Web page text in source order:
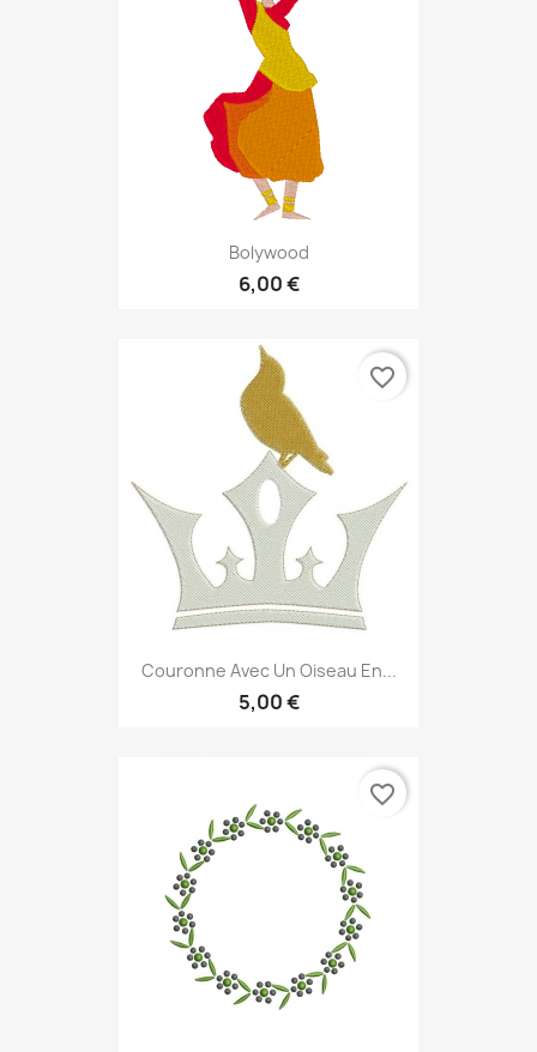
Bolywood
6,00 €
Couronne Avec Un Oiseau En...
5,00 €
favorite_border
favorite_border